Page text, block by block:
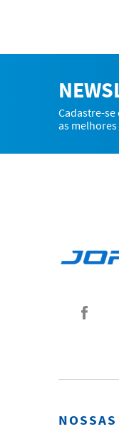
Cadastre-
as